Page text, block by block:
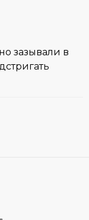
зазывали в